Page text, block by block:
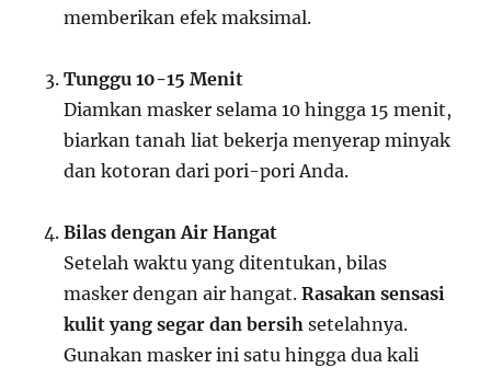
memberikan efek maksimal.
Tunggu 10-15 Menit
Diamkan masker selama 10 hingga 15 menit,
biarkan tanah liat bekerja menyerap minyak
dan kotoran dari pori-pori Anda.
Bilas dengan Air Hangat
Setelah waktu yang ditentukan, bilas
masker dengan air hangat.Rasakan sensasi
kulit yang segar dan bersih setelahnya.
Gunakan masker ini satu hingga dua kali